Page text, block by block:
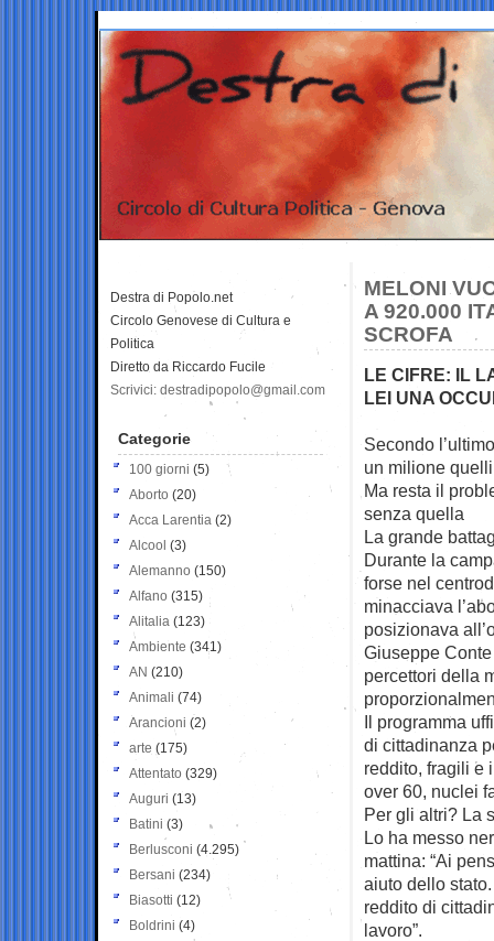
MELONI
A 920.000
SCROFA
LE CIFRE: IL
LEI UNA
Secondo
un milione
Ma resta il
senza quella
La grande
Durante la
forse nel
minacciava
posizionava
Giuseppe
percettori della
Il programma
di cittadinanza
reddito, fragili e
over 60, nuclei
Per gli altri? La
Lo ha messo
mattina: “Ai
aiuto dello
reddito di
lavoro”.
Destra di Popolo.net
Circolo Genovese di Cultura e
Politica
Diretto da Riccardo Fucile
Scrivici: destradipopolo@gmail.com
Categorie
100 giorni (5)
Aborto (20)
Acca Larentia (2)
Alcool (3)
Alemanno (150)
Alfano (315)
Alitalia (123)
Ambiente (341)
AN (210)
Animali (74)
Arancioni (2)
arte (175)
Attentato (329)
Auguri (13)
Batini (3)
Berlusconi (4.295)
Bersani (234)
Biasotti (12)
Boldrini (4)